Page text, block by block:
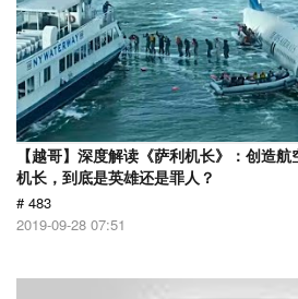
【越哥】深度解读《萨利机长》：创造
机长，到底是英雄还是罪人？
# 483
2019-09-28 07:51